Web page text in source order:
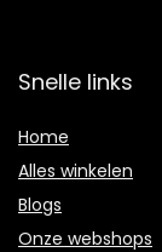
Snelle links
Home
Alles winkelen
Blogs
Onze webshops